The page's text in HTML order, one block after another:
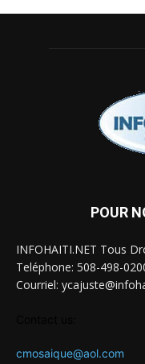
POUR
INFOHAITI.NET Tous
Teléphone: 508-498-
Courriel:
cmosaique@aol.com